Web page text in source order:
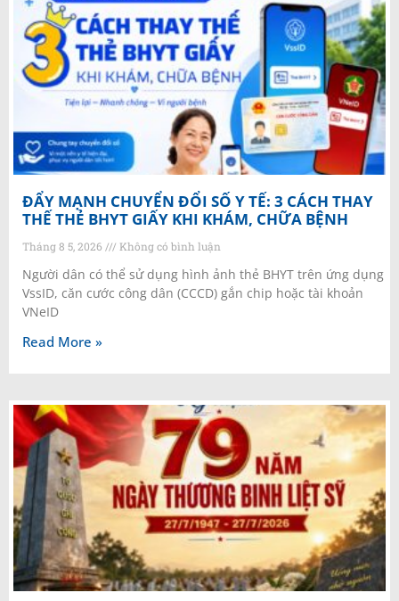
ĐẨY MẠNH CHUYỂN ĐỔI SỐ Y TẾ: 3 CÁCH THAY
THẾ THẺ BHYT GIẤY KHI KHÁM, CHỮA BỆNH
Tháng 8 5, 2026 Không có bình luận
Người dân có thể sử dụng hình ảnh thẻ BHYT trên ứng dụng
VssID, căn cước công dân (CCCD) gắn chip hoặc tài khoản
VNeID
Read More »